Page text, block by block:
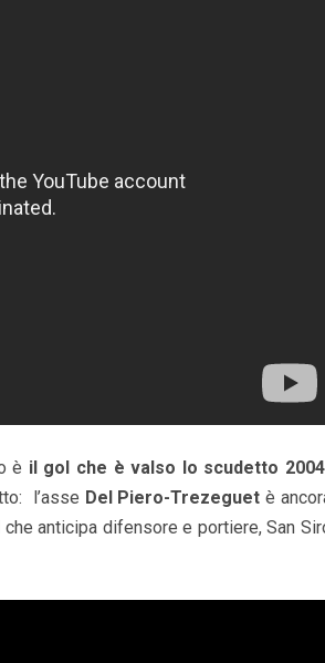
è il gol che è valso lo scudetto
l’asse Del Piero-Trezeguet è
che anticipa difensore e portiere, San